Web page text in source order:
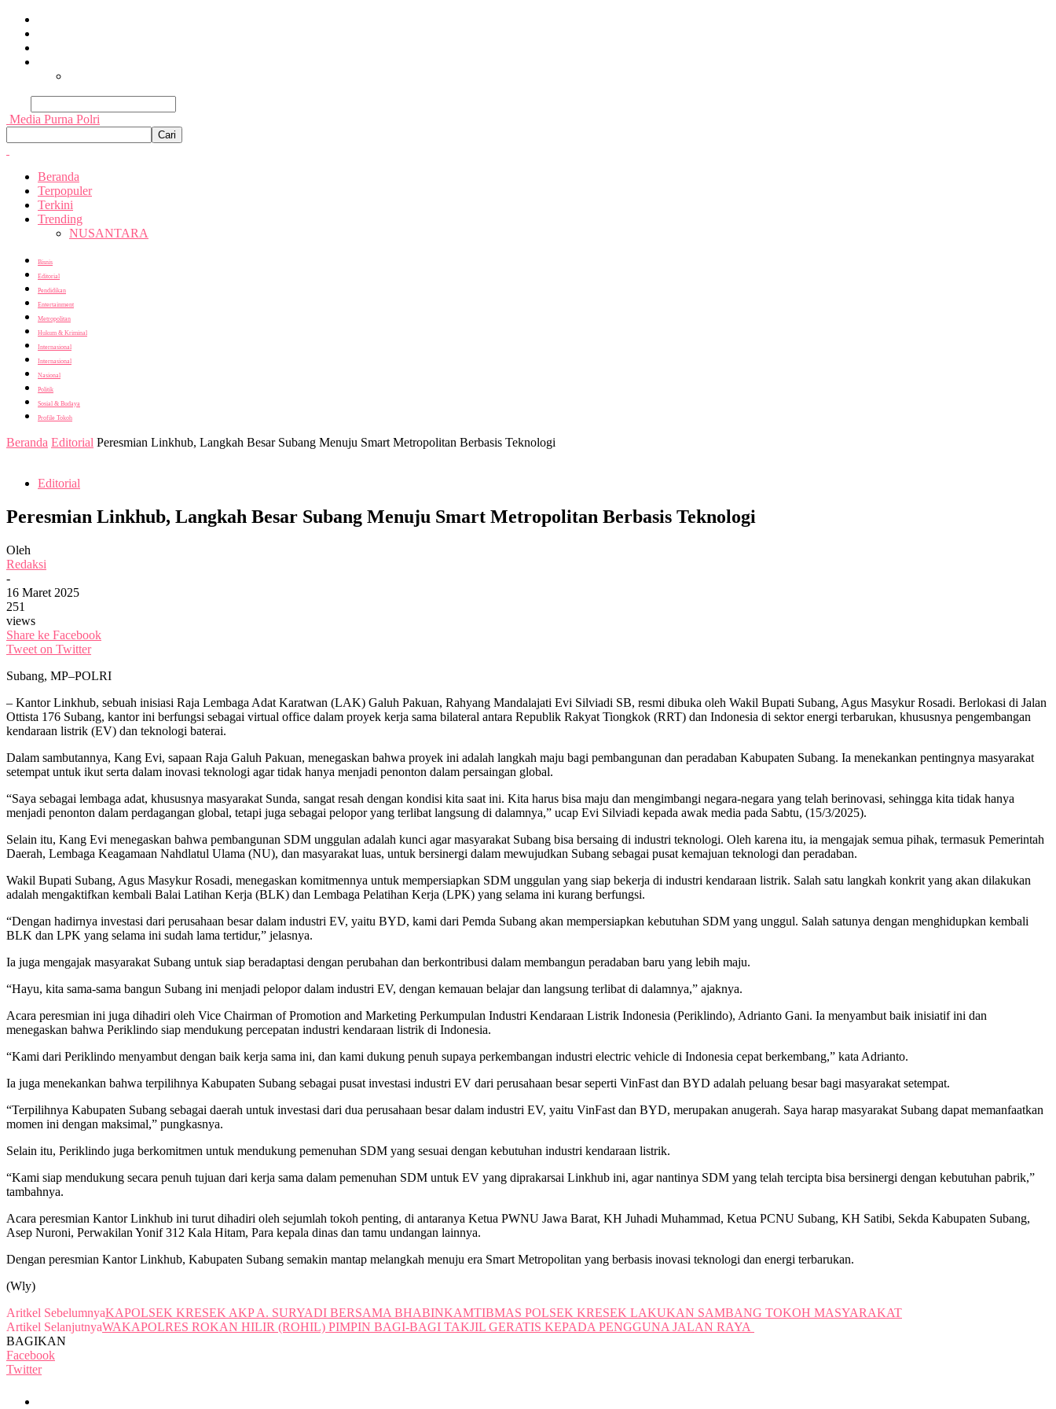
Media Purna Polri
Beranda
Terpopuler
Terkini
Trending
NUSANTARA
Bisnis
Editorial
Pendidikan
Entertainment
Metropolitan
Hukum & Kriminal
Internasional
Internasional
Nasional
Politik
Sosial & Budaya
Profile Tokoh
Beranda Editorial Peresmian Linkhub, Langkah Besar Subang Menuju Smart Metropolitan Berbasis Teknologi
Editorial
Peresmian Linkhub, Langkah Besar Subang Menuju Smart Metropolitan Berbasis Teknologi
Oleh
Redaksi
-
16 Maret 2025
251
views
Share ke Facebook
Tweet on Twitter
Subang, MP–POLRI
– Kantor Linkhub, sebuah inisiasi Raja Lembaga Adat Karatwan (LAK) Galuh Pakuan, Rahyang Mandalajati Evi Silviadi SB, resmi dibuka oleh Wakil Bupati Subang, Agus Masykur Rosadi. Berlokasi di Jalan
Ottista 176 Subang, kantor ini berfungsi sebagai virtual office dalam proyek kerja sama bilateral antara Republik Rakyat Tiongkok (RRT) dan Indonesia di sektor energi terbarukan, khususnya pengembangan
kendaraan listrik (EV) dan teknologi baterai.
Dalam sambutannya, Kang Evi, sapaan Raja Galuh Pakuan, menegaskan bahwa proyek ini adalah langkah maju bagi pembangunan dan peradaban Kabupaten Subang. Ia menekankan pentingnya masyarakat
setempat untuk ikut serta dalam inovasi teknologi agar tidak hanya menjadi penonton dalam persaingan global.
“Saya sebagai lembaga adat, khususnya masyarakat Sunda, sangat resah dengan kondisi kita saat ini. Kita harus bisa maju dan mengimbangi negara-negara yang telah berinovasi, sehingga kita tidak hanya
menjadi penonton dalam perdagangan global, tetapi juga sebagai pelopor yang terlibat langsung di dalamnya,” ucap Evi Silviadi kepada awak media pada Sabtu, (15/3/2025).
Selain itu, Kang Evi menegaskan bahwa pembangunan SDM unggulan adalah kunci agar masyarakat Subang bisa bersaing di industri teknologi. Oleh karena itu, ia mengajak semua pihak, termasuk Pemerintah
Daerah, Lembaga Keagamaan Nahdlatul Ulama (NU), dan masyarakat luas, untuk bersinergi dalam mewujudkan Subang sebagai pusat kemajuan teknologi dan peradaban.
Wakil Bupati Subang, Agus Masykur Rosadi, menegaskan komitmennya untuk mempersiapkan SDM unggulan yang siap bekerja di industri kendaraan listrik. Salah satu langkah konkrit yang akan dilakukan
adalah mengaktifkan kembali Balai Latihan Kerja (BLK) dan Lembaga Pelatihan Kerja (LPK) yang selama ini kurang berfungsi.
“Dengan hadirnya investasi dari perusahaan besar dalam industri EV, yaitu BYD, kami dari Pemda Subang akan mempersiapkan kebutuhan SDM yang unggul. Salah satunya dengan menghidupkan kembali
BLK dan LPK yang selama ini sudah lama tertidur,” jelasnya.
Ia juga mengajak masyarakat Subang untuk siap beradaptasi dengan perubahan dan berkontribusi dalam membangun peradaban baru yang lebih maju.
“Hayu, kita sama-sama bangun Subang ini menjadi pelopor dalam industri EV, dengan kemauan belajar dan langsung terlibat di dalamnya,” ajaknya.
Acara peresmian ini juga dihadiri oleh Vice Chairman of Promotion and Marketing Perkumpulan Industri Kendaraan Listrik Indonesia (Periklindo), Adrianto Gani. Ia menyambut baik inisiatif ini dan
menegaskan bahwa Periklindo siap mendukung percepatan industri kendaraan listrik di Indonesia.
“Kami dari Periklindo menyambut dengan baik kerja sama ini, dan kami dukung penuh supaya perkembangan industri electric vehicle di Indonesia cepat berkembang,” kata Adrianto.
Ia juga menekankan bahwa terpilihnya Kabupaten Subang sebagai pusat investasi industri EV dari perusahaan besar seperti VinFast dan BYD adalah peluang besar bagi masyarakat setempat.
“Terpilihnya Kabupaten Subang sebagai daerah untuk investasi dari dua perusahaan besar dalam industri EV, yaitu VinFast dan BYD, merupakan anugerah. Saya harap masyarakat Subang dapat memanfaatkan
momen ini dengan maksimal,” pungkasnya.
Selain itu, Periklindo juga berkomitmen untuk mendukung pemenuhan SDM yang sesuai dengan kebutuhan industri kendaraan listrik.
“Kami siap mendukung secara penuh tujuan dari kerja sama dalam pemenuhan SDM untuk EV yang diprakarsai Linkhub ini, agar nantinya SDM yang telah tercipta bisa bersinergi dengan kebutuhan pabrik,”
tambahnya.
Acara peresmian Kantor Linkhub ini turut dihadiri oleh sejumlah tokoh penting, di antaranya Ketua PWNU Jawa Barat, KH Juhadi Muhammad, Ketua PCNU Subang, KH Satibi, Sekda Kabupaten Subang,
Asep Nuroni, Perwakilan Yonif 312 Kala Hitam, Para kepala dinas dan tamu undangan lainnya.
Dengan peresmian Kantor Linkhub, Kabupaten Subang semakin mantap melangkah menuju era Smart Metropolitan yang berbasis inovasi teknologi dan energi terbarukan.
(Wly)
Aritkel SebelumnyaKAPOLSEK KRESEK AKP A. SURYADI BERSAMA BHABINKAMTIBMAS POLSEK KRESEK LAKUKAN SAMBANG TOKOH MASYARAKAT
Artikel SelanjutnyaWAKAPOLRES ROKAN HILIR (ROHIL) PIMPIN BAGI-BAGI TAKJIL GERATIS KEPADA PENGGUNA JALAN RAYA
BAGIKAN
Facebook
Twitter